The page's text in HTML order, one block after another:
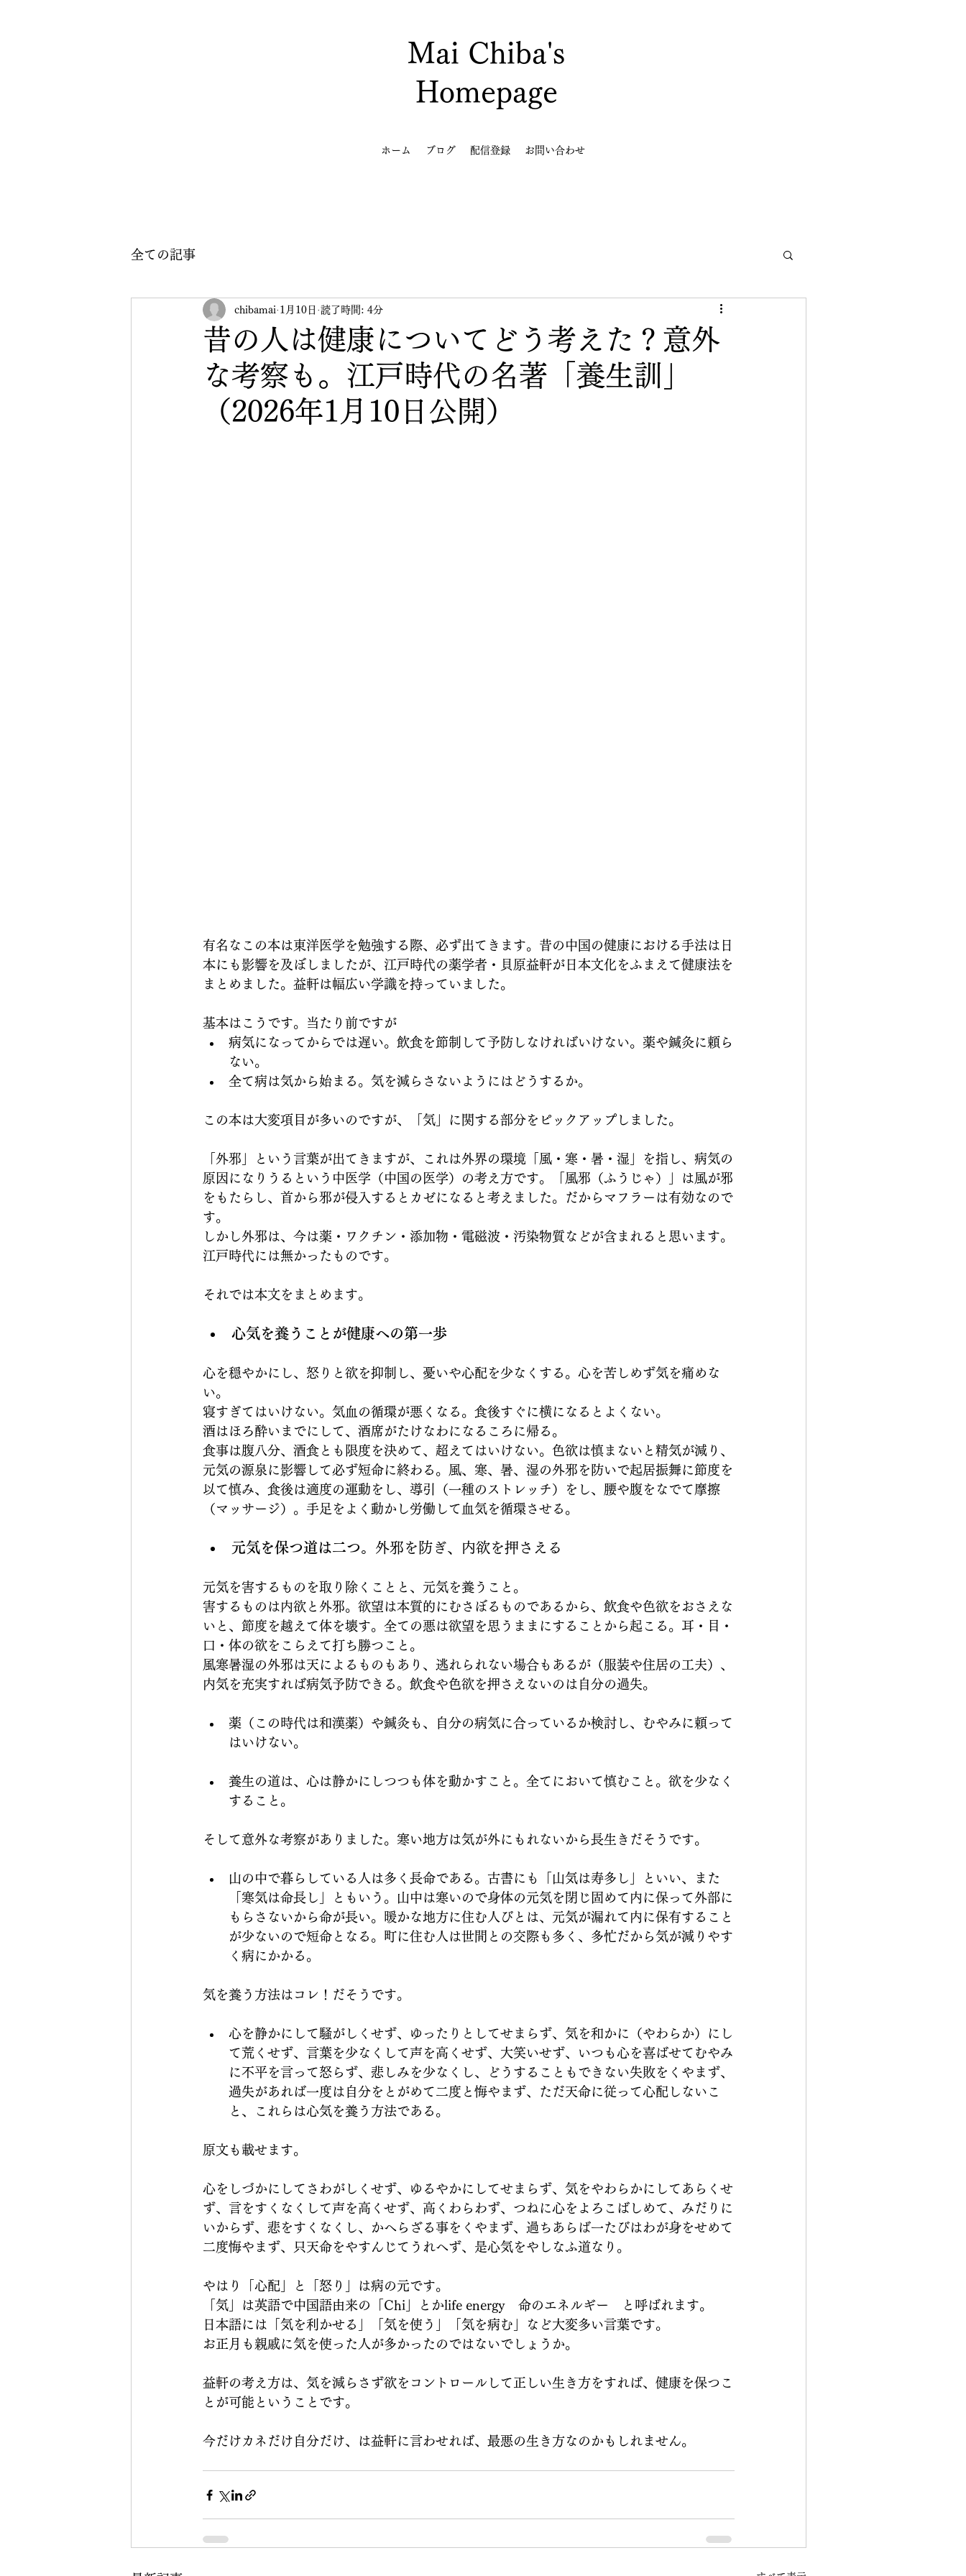
Mai Chiba's
Homepage
ホーム ブログ 配信登録 お問い合わせ
全ての記事
昔の人は健康についてどう考えた？意外
な考察も。江戸時代の名著「養生訓」
（2026年1月10日公開）
chibamai 1月10日 読了時間: 4分
有名なこの本は東洋医学を勉強する際、必ず出てきます。昔の中国の健康における手法は日
本にも影響を及ぼしましたが、江戸時代の薬学者・貝原益軒が日本文化をふまえて健康法を
まとめました。益軒は幅広い学識を持っていました。
基本はこうです。当たり前ですが
病気になってからでは遅い。飲食を節制して予防しなければいけない。薬や鍼灸に頼ら
ない。
全て病は気から始まる。気を減らさないようにはどうするか。
この本は大変項目が多いのですが、「気」に関する部分をピックアップしました。
「外邪」という言葉が出てきますが、これは外界の環境「風・寒・暑・湿」を指し、病気の
原因になりうるという中医学（中国の医学）の考え方です。「風邪（ふうじゃ）」は風が邪
をもたらし、首から邪が侵入するとカゼになると考えました。だからマフラーは有効なので
す。
しかし外邪は、今は薬・ワクチン・添加物・電磁波・汚染物質などが含まれると思います。
江戸時代には無かったものです。
それでは本文をまとめます。
心気を養うことが健康への第一歩
心を穏やかにし、怒りと欲を抑制し、憂いや心配を少なくする。心を苦しめず気を痛めな
い。
寝すぎてはいけない。気血の循環が悪くなる。食後すぐに横になるとよくない。
酒はほろ酔いまでにして、酒席がたけなわになるころに帰る。
食事は腹八分、酒食とも限度を決めて、超えてはいけない。色欲は慎まないと精気が減り、
元気の源泉に影響して必ず短命に終わる。風、寒、暑、湿の外邪を防いで起居振舞に節度を
以て慎み、食後は適度の運動をし、導引（一種のストレッチ）をし、腰や腹をなでて摩擦
（マッサージ）。手足をよく動かし労働して血気を循環させる。
元気を保つ道は二つ。 外邪を防ぎ、内欲を押さえる
元気を害するものを取り除くことと、元気を養うこと。
害するものは内欲と外邪。欲望は本質的にむさぼるものであるから、飲食や色欲をおさえな
いと、節度を越えて体を壊す。全ての悪は欲望を思うままにすることから起こる。耳・目・
口・体の欲をこらえて打ち勝つこと。
風寒暑湿の外邪は天によるものもあり、逃れられない場合もあるが（服装や住居の工夫）、
内気を充実すれば病気予防できる。飲食や色欲を押さえないのは自分の過失。
薬（この時代は和漢薬）や鍼灸も、自分の病気に合っているか検討し、むやみに頼って
はいけない。
養生の道は、心は静かにしつつも体を動かすこと。全てにおいて慎むこと。欲を少なく
すること。
そして意外な考察がありました。寒い地方は気が外にもれないから長生きだそうです。
山の中で暮らしている人は多く長命である。古書にも「山気は寿多し」といい、また
「寒気は命長し」ともいう。山中は寒いので身体の元気を閉じ固めて内に保って外部に
もらさないから命が長い。暖かな地方に住む人びとは、元気が漏れて内に保有すること
が少ないので短命となる。町に住む人は世間との交際も多く、多忙だから気が減りやす
く病にかかる。
気を養う方法はコレ！だそうです。
心を静かにして騒がしくせず、ゆったりとしてせまらず、気を和かに（やわらか）にし
て荒くせず、言葉を少なくして声を高くせず、大笑いせず、いつも心を喜ばせてむやみ
に不平を言って怒らず、悲しみを少なくし、どうすることもできない失敗をくやまず、
過失があれば一度は自分をとがめて二度と悔やまず、ただ天命に従って心配しないこ
と、これらは心気を養う方法である。
原文も載せます。
心をしづかにしてさわがしくせず、ゆるやかにしてせまらず、気をやわらかにしてあらくせ
ず、言をすくなくして声を高くせず、高くわらわず、つねに心をよろこばしめて、みだりに
いからず、悲をすくなくし、かへらざる事をくやまず、過ちあらば一たびはわが身をせめて
二度悔やまず、只天命をやすんじてうれへず、是心気をやしなふ道なり。
やはり「心配」と「怒り」は病の元です。
「気」は英語で中国語由来の「Chi」とかlife energy　命のエネルギー　と呼ばれます。
日本語には「気を利かせる」「気を使う」「気を病む」など大変多い言葉です。
お正月も親戚に気を使った人が多かったのではないでしょうか。
益軒の考え方は、気を減らさず欲をコントロールして正しい生き方をすれば、健康を保つこ
とが可能ということです。
今だけカネだけ自分だけ、は益軒に言わせれば、最悪の生き方なのかもしれません。